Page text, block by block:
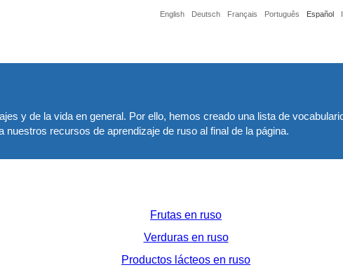
English Deutsch Français Português Español
y de la vida en general. Por ello, hemos creado una lista de
recursos de aprendizaje de ruso al final de la página.
Frutas en ruso
Verduras en ruso
Productos lácteos en ruso